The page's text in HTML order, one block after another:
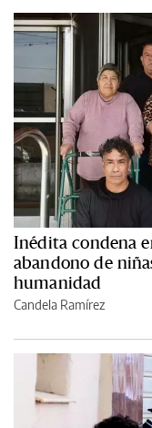
Inédita condena
abandono de
humanidad
Candela Ramírez